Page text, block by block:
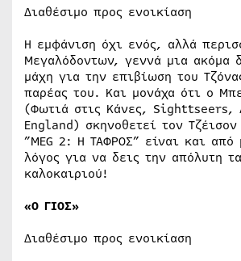
Διαθέσιμο προς ενοικίαση
Η εμφάνιση όχι ενός, αλλά
Μεγαλόδοντων, γεννά μια ακόμα
μάχη για την επιβίωση του
παρέας του. Και μονάχα ότι ο
(Φωτιά στις Κάνες,
England) σκηνοθετεί τον
”MEG 2: H TAΦΡΟΣ” είναι και
λόγος για να δεις την απόλυτη
καλοκαιριού!​
«Ο ΓΙΟΣ»
Διαθέσιμο προς ενοικίαση